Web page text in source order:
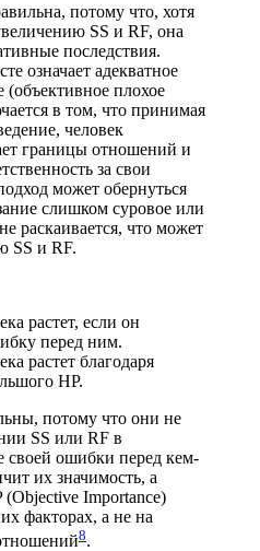
потому что, хотя
SS и RF, она
последствия.
означает адекватное
(объективное плохое
в том, что принимая
человек
границы отношений и
за свои
может обернуться
слишком суровое или
раскаивается, что может
SS и RF.
растет, если он
перед ним.
растет благодаря
HP.
потому что они не
SS или RF в
своей ошибки перед кем-
их значимость, а
(Objective Importance)
факторах, а не на
8.